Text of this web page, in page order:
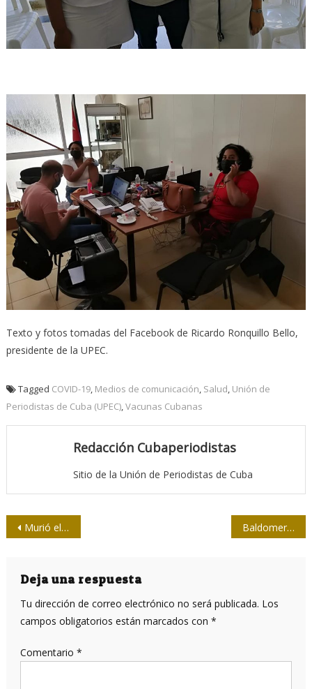
Texto y fotos tomadas del Facebook de Ricardo Ronquillo Bello,
presidente de la UPEC.
Tagged COVID-19, Medios de comunicación Salud Unión de
Periodistas de Cuba (UPEC), Vacunas Cubanas
Redacción Cubaperiodistas
Sitio de la Unión de Periodistas de Cuba
Navegación
entradas
Murió el periodista de Prensa Latina Manuel Vaillant Baldomero Álvarez Ríos, ejemplo a recordar
Deja una respuesta
Tu dirección de correo electrónico no será publicada. Los
campos obligatorios están marcados con *
Comentario *